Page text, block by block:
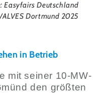
Easyfairs Deutschland
Dortmund 2025
in Betrieb
mit seiner 10-MW-
den größten